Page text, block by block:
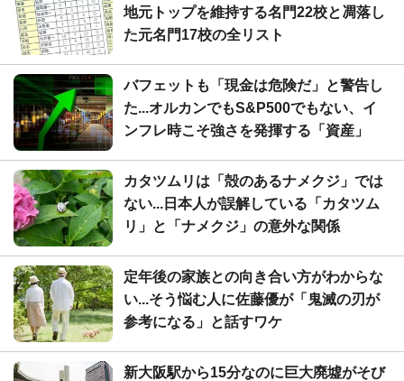
地元トップを維持する名門22校と凋落し
た元名門17校の全リスト
バフェットも「現金は危険だ」と警告し
た...オルカンでもS&P500でもない、イ
ンフレ時こそ強さを発揮する「資産」
カタツムリは「殻のあるナメクジ」では
ない...日本人が誤解している「カタツム
リ」と「ナメクジ」の意外な関係
定年後の家族との向き合い方がわからな
い...そう悩む人に佐藤優が「鬼滅の刃が
参考になる」と話すワケ
新大阪駅から15分なのに巨大廃墟がそび